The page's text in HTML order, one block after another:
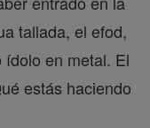
tallada, el efod,
en metal. El
estás haciendo